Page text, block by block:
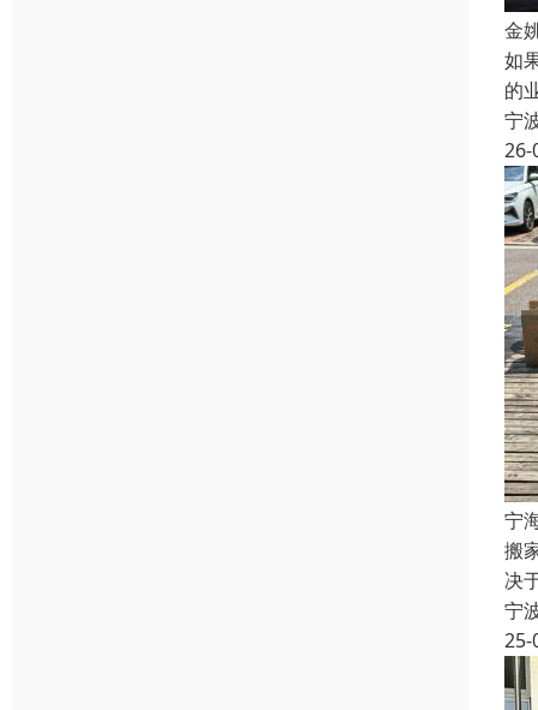
金
如
的
宁
26-
宁
搬
决
宁
25-